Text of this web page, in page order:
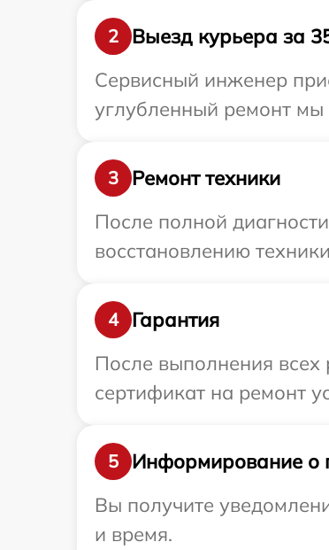
2
Выезд курьера за
Сервисный инженер
углубленный ремонт мы
3
Ремонт техники
После полной
восстановлению
4
Гарантия
После выполнения
сертификат на ремонт
5
Информирование о
Вы получите
и время.